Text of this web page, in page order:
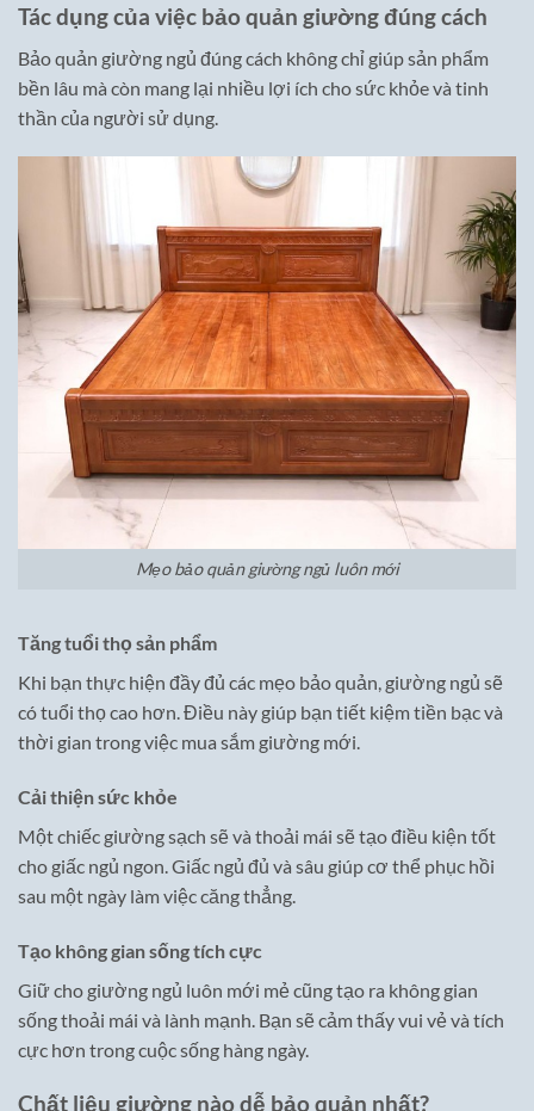
Tác dụng của việc bảo quản giường đúng cách
Bảo quản giường ngủ đúng cách không chỉ giúp sản phẩm
bền lâu mà còn mang lại nhiều lợi ích cho sức khỏe và tinh
thần của người sử dụng.
Mẹo bảo quản giường ngủ luôn mới
Tăng tuổi thọ sản phẩm
Khi bạn thực hiện đầy đủ các mẹo bảo quản, giường ngủ sẽ
có tuổi thọ cao hơn. Điều này giúp bạn tiết kiệm tiền bạc và
thời gian trong việc mua sắm giường mới.
Cải thiện sức khỏe
Một chiếc giường sạch sẽ và thoải mái sẽ tạo điều kiện tốt
cho giấc ngủ ngon. Giấc ngủ đủ và sâu giúp cơ thể phục hồi
sau một ngày làm việc căng thẳng.
Tạo không gian sống tích cực
Giữ cho giường ngủ luôn mới mẻ cũng tạo ra không gian
sống thoải mái và lành mạnh. Bạn sẽ cảm thấy vui vẻ và tích
cực hơn trong cuộc sống hàng ngày.
Chất liệu giường nào dễ bảo quản nhất?